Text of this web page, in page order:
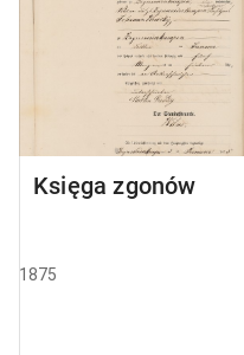
Księga zgonów
1875